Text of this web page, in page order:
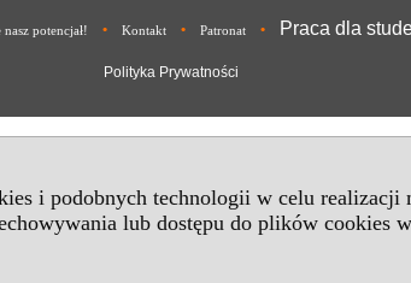
i podobnych technologii w celu realizacji
lub dostępu do plików cookies
potencjał! • Kontakt • Patronat • Praca dla
Polityka Prywatności